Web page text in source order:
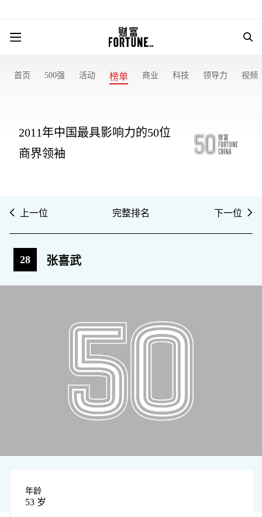
首页 500强 活动 榜单 商业 科技 领导力 视频
2011年中国最具影响力的50位
商界领袖
上一位 完整排名 下一位
28 张喜武
年龄
53 岁